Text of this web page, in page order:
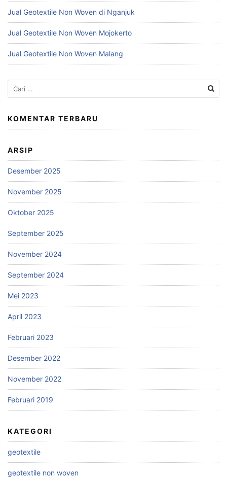
Jual Geotextile Non Woven di Nganjuk
Jual Geotextile Non Woven Mojokerto
Jual Geotextile Non Woven Malang
Cari
untuk:
KOMENTAR TERBARU
ARSIP
Desember 2025
November 2025
Oktober 2025
September 2025
November 2024
September 2024
Mei 2023
April 2023
Februari 2023
Desember 2022
November 2022
Februari 2019
KATEGORI
geotextile
geotextile non woven